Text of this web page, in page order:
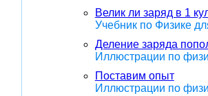
Велик ли заряд в 1
Учебник по Физике
Деление заряда
Иллюстрации по
Поставим опыт
Иллюстрации по